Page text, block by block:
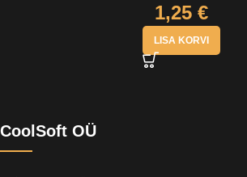
1,25 €
LISA KORVI
CoolSoft OÜ